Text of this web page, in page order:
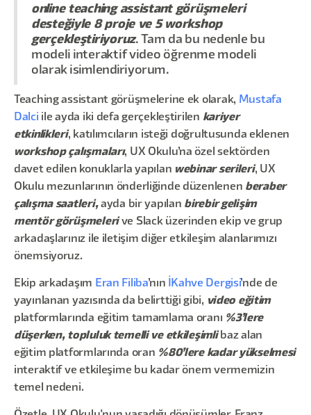
online teaching assistant görüşmeleri
desteğiyle 8 proje ve 5 workshop
gerçekleştiriyoruz. Tam da bu nedenle bu
modeli interaktif video öğrenme modeli
olarak isimlendiriyorum.
Teaching assistant görüşmelerine ek olarak, Mustafa
Dalci ile ayda iki defa gerçekleştirilen kariyer
etkinlikleri, katılımcıların isteği doğrultusunda eklenen
workshop çalışmaları, UX Okulu’na özel sektörden
davet edilen konuklarla yapılan webinar serileri, UX
Okulu mezunlarının önderliğinde düzenlenen beraber
çalışma saatleri,ayda bir yapılan birebir gelişim
mentör görüşmelerive Slack üzerinden ekip ve grup
arkadaşlarınız ile iletişim diğer etkileşim alanlarımızı
önemsiyoruz.
Ekip arkadaşım Eran Filiba’nın İKahve Dergisi’nde de
yayınlanan yazısında da belirttiği gibi, video eğitim
platformlarında eğitim tamamlama oranı %3’lere
düşerken, topluluk temelli ve etkileşimli baz alan
eğitim platformlarında oran %80’lere kadar yükselmesi
interaktif ve etkileşime bu kadar önem vermemizin
temel nedeni.